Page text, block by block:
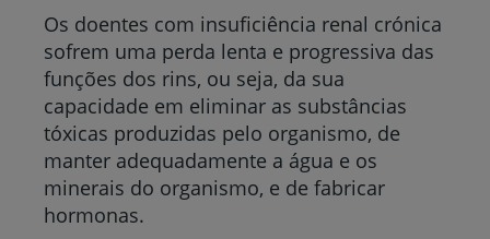
Os doentes com insuficiência renal crónica
sofrem uma perda lenta e progressiva das
funções dos rins, ou seja, da sua
capacidade em eliminar as substâncias
tóxicas produzidas pelo organismo, de
manter adequadamente a água e os
minerais do organismo, e de fabricar
hormonas.